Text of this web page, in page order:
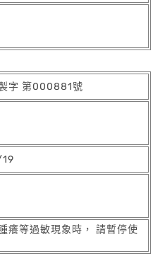
字 第000881號
癢等過敏現象時， 請暫停使